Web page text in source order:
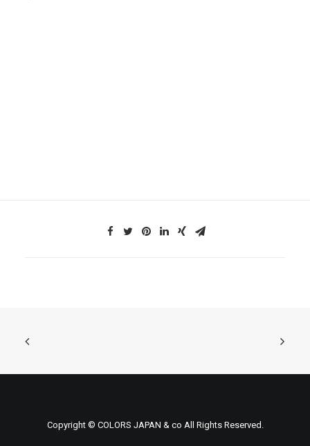
Copyright © COLORS JAPAN & co All Rights Reserved.